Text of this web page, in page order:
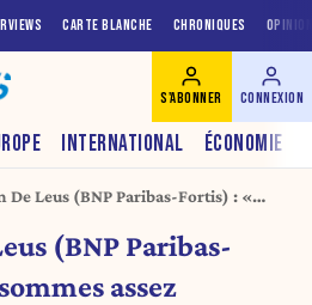
CARTE BLANCHE CHRONIQUES
INTERNATIONAL ÉCONOMIE
S'ABONNER CONNEXION
De Leus (BNP Paribas-Fortis) : «
européennes pour 2026 »
(BNP Paribas-
assez